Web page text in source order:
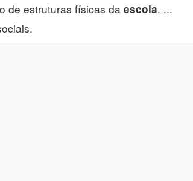
de estruturas físicas da escola. ...